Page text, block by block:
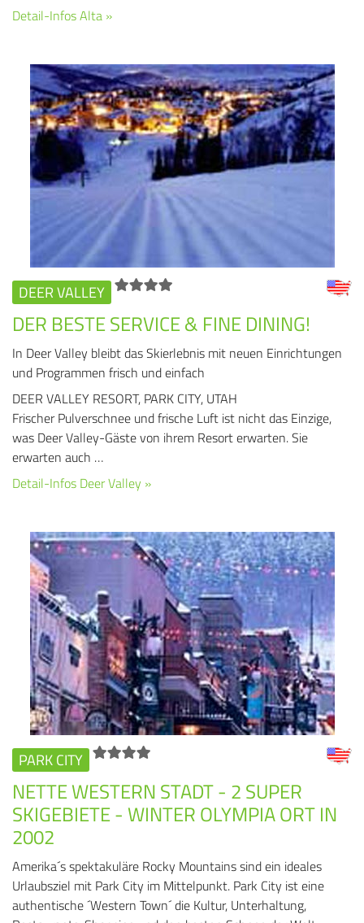
Detail-Infos Alta »
DEER VALLEY
DER BESTE SERVICE & FINE DINING!
In Deer Valley bleibt das Skierlebnis mit neuen Einrichtungen
und Programmen frisch und einfach
DEER VALLEY RESORT, PARK CITY, UTAH
Frischer Pulverschnee und frische Luft ist nicht das Einzige,
was Deer Valley-Gäste von ihrem Resort erwarten. Sie
erwarten auch …
Detail-Infos Deer Valley »
PARK CITY
NETTE WESTERN STADT - 2 SUPER
SKIGEBIETE - WINTER OLYMPIA ORT IN
2002
Amerika´s spektakuläre Rocky Mountains sind ein ideales
Urlaubsziel mit Park City im Mittelpunkt. Park City ist eine
authentische ´Western Town´ die Kultur, Unterhaltung,